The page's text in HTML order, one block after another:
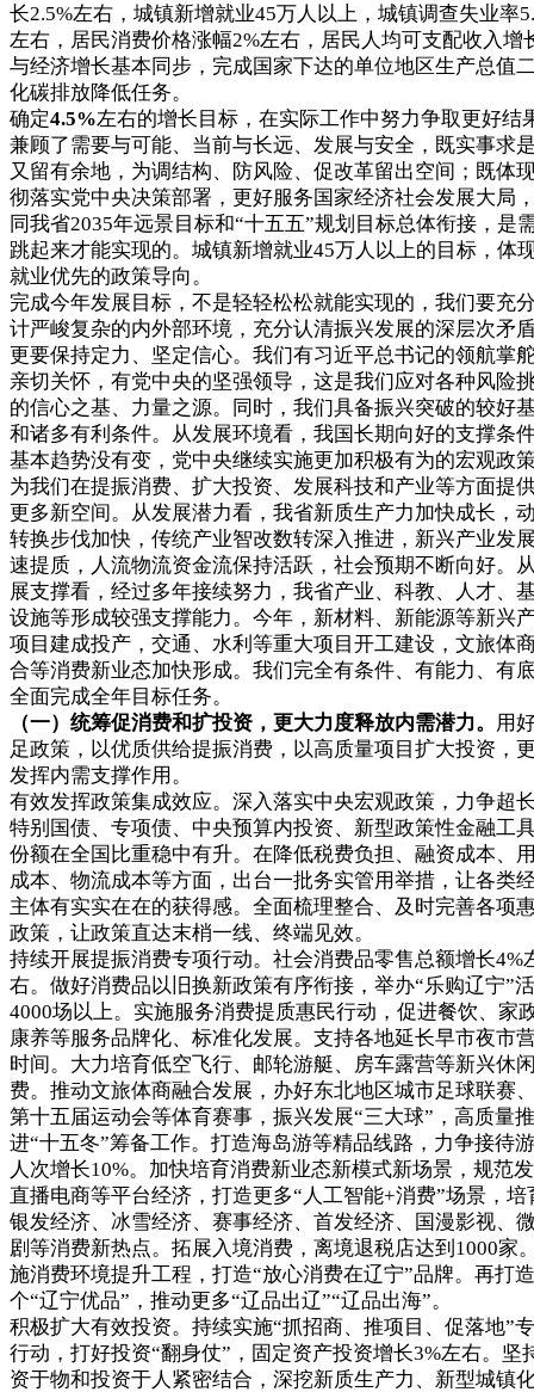
长2.5%左右，城镇新增就业45万人以上，城镇调查失业率
左右，居民消费价格涨幅2%左右，居民人均可支配收入增
与经济增长基本同步，完成国家下达的单位地区生产总值
化碳排放降低任务。
确定4.5%左右的增长目标，在实际工作中努力争取更好结
兼顾了需要与可能、当前与长远、发展与安全，既实事求
又留有余地，为调结构、防风险、促改革留出空间；既体
彻落实党中央决策部署，更好服务国家经济社会发展大局
同我省2035年远景目标和“十五五”规划目标总体衔接，是
跳起来才能实现的。城镇新增就业45万人以上的目标，体
就业优先的政策导向。
完成今年发展目标，不是轻轻松松就能实现的，我们要充
计严峻复杂的内外部环境，充分认清振兴发展的深层次矛
更要保持定力、坚定信心。我们有习近平总书记的领航掌
亲切关怀，有党中央的坚强领导，这是我们应对各种风险
的信心之基、力量之源。同时，我们具备振兴突破的较好
和诸多有利条件。从发展环境看，我国长期向好的支撑条
基本趋势没有变，党中央继续实施更加积极有为的宏观政
为我们在提振消费、扩大投资、发展科技和产业等方面提
更多新空间。从发展潜力看，我省新质生产力加快成长，
转换步伐加快，传统产业智改数转深入推进，新兴产业发
速提质，人流物流资金流保持活跃，社会预期不断向好。
展支撑看，经过多年接续努力，我省产业、科教、人才、
设施等形成较强支撑能力。今年，新材料、新能源等新兴
项目建成投产，交通、水利等重大项目开工建设，文旅体
合等消费新业态加快形成。我们完全有条件、有能力、有
全面完成全年目标任务。
（一）统筹促消费和扩投资，更大力度释放内需潜力。 用
足政策，以优质供给提振消费，以高质量项目扩大投资，
发挥内需支撑作用。
有效发挥政策集成效应。深入落实中央宏观政策，力争超
特别国债、专项债、中央预算内投资、新型政策性金融工
份额在全国比重稳中有升。在降低税费负担、融资成本、
成本、物流成本等方面，出台一批务实管用举措，让各类
主体有实实在在的获得感。全面梳理整合、及时完善各项
政策，让政策直达末梢一线、终端见效。
持续开展提振消费专项行动。社会消费品零售总额增长4%
右。做好消费品以旧换新政策有序衔接，举办“乐购辽宁”
4000场以上。实施服务消费提质惠民行动，促进餐饮、家
康养等服务品牌化、标准化发展。支持各地延长早市夜市
时间。大力培育低空飞行、邮轮游艇、房车露营等新兴休
费。推动文旅体商融合发展，办好东北地区城市足球联赛
第十五届运动会等体育赛事，振兴发展“三大球”，高质量推
进“十五冬”筹备工作。打造海岛游等精品线路，力争接待
人次增长10%。加快培育消费新业态新模式新场景，规范
直播电商等平台经济，打造更多“人工智能+消费”场景，培
银发经济、冰雪经济、赛事经济、首发经济、国漫影视、
剧等消费新热点。拓展入境消费，离境退税店达到1000家
施消费环境提升工程，打造“放心消费在辽宁”品牌。再打
个“辽宁优品”，推动更多“辽品出辽”“辽品出海”。
积极扩大有效投资。持续实施“抓招商、推项目、促落地”
行动，打好投资“翻身仗”，固定资产投资增长3%左右。坚
资于物和投资于人紧密结合，深挖新质生产力、新型城镇